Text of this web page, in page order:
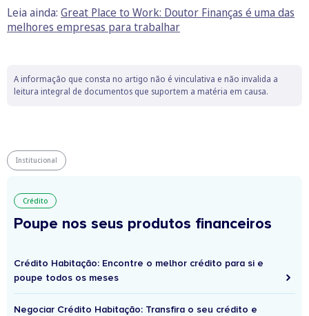
Leia ainda: Great Place to Work: Doutor Finanças é uma das
melhores empresas para trabalhar
A informação que consta no artigo não é vinculativa e não invalida a
leitura integral de documentos que suportem a matéria em causa.
Institucional
Crédito
Poupe nos seus produtos financeiros
Crédito Habitação: Encontre o melhor crédito para si e
poupe todos os meses
Negociar Crédito Habitação: Transfira o seu crédito e